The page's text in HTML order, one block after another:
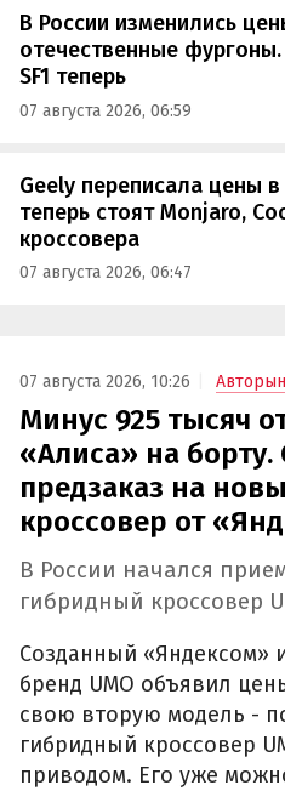
В России изменились
отечественные
SF1 теперь
07 августа 2026, 06:59
Geely переписала цены в
теперь стоят Monjaro,
кроссовера
07 августа 2026, 06:47
07 августа 2026, 10:26
Минус 925 тысяч
«Алиса» на
предзаказ на
кроссовер от
В России начался
гибридный кроссовер
Созданный «Яндексом»
бренд UMO объявил
свою вторую модель -
гибридный кроссовер
приводом. Его уже